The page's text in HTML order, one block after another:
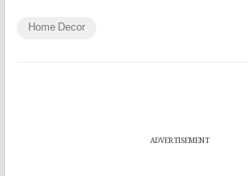
Home Decor
ADVERTISEMENT